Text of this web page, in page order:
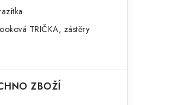
TRIČKA, zástěry
ZBOŽÍ